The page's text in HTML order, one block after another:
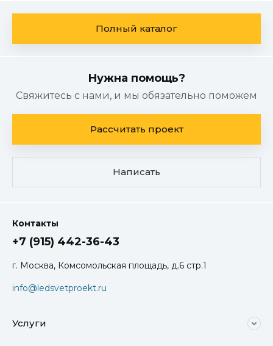
Полный каталог
Нужна помощь?
Свяжитесь с нами, и мы обязательно поможем
Рассчитать проект
Написать
Контакты
+7 (915) 442-36-43
г. Москва, Комсомольская площадь, д.6 стр.1
info@ledsvetproekt.ru
Услуги